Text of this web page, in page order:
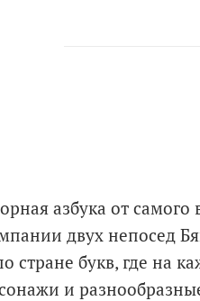
азбука от самого
двух непосед
стране букв, где на
и